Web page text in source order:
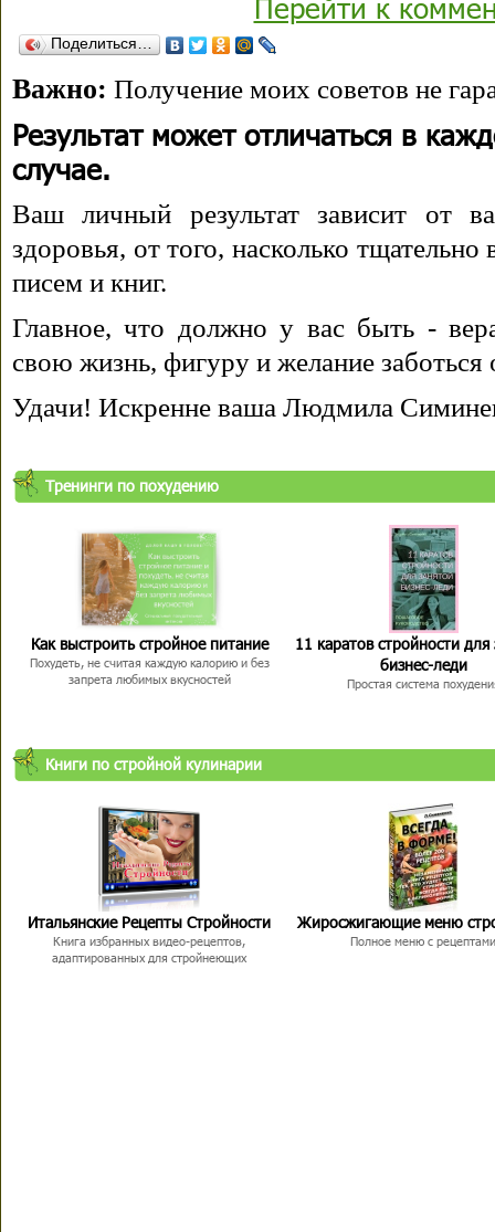
Поделиться…
Важно: Получение моих советов не
Результат может отличаться в
случае.
Ваш личный результат зависит от
здоровья, от того, насколько
писем и книг.
Главное, что должно у вас быть -
свою жизнь, фигуру и желание заботься
Удачи! Искренне ваша Людмила
Тренинги по похудению
Как выстроить стройное питание
Похудеть, не считая каждую калорию и без
запрета любимых вкусностей
11 каратов стройности для
бизнес-леди
Простая система
Книги по стройной кулинарии
Итальянские Рецепты Стройности
Книга избранных видео-рецептов,
адаптированных для стройнеющих
Жиросжигающие меню
Полное меню с рецептами